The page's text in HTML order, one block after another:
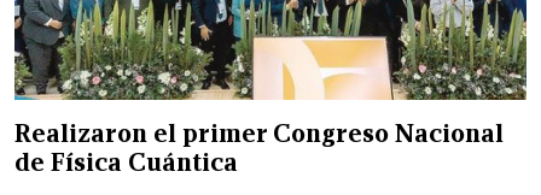
Realizaron el primer Congreso Nacional
de Física Cuántica